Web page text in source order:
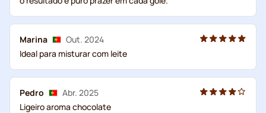
Marina
Out. 2024
Ideal para misturar com leite
Pedro
Abr. 2025
Ligeiro aroma chocolate